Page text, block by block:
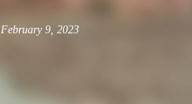
February 9,2023